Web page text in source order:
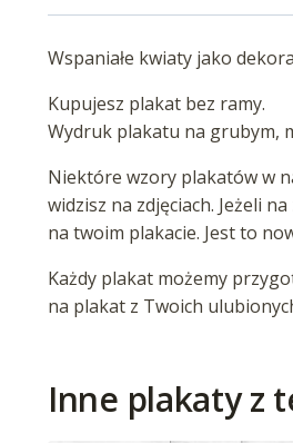
Wspaniałe kwiaty jako
Kupujesz plakat bez ramy.
Wydruk plakatu na grubym,
Niektóre wzory plakatów w
widzisz na zdjęciach. Jeżeli
na twoim plakacie. Jest to
Każdy plakat możemy
na plakat z Twoich
Inne plakaty z